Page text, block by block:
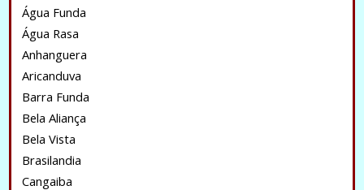
Água Funda
Água Rasa
Anhanguera
Aricanduva
Barra Funda
Bela Aliança
Bela Vista
Brasilandia
Cangaiba